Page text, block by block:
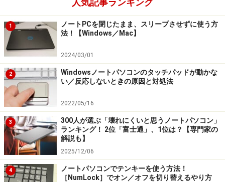
端子からケーブルで接続します。
HDMIもしくはUSB Type-C端子によるディスプレイ出力
端子が一般的で、使用しているノートパソコン、接続す
るディスプレイに合わせたケーブルを用意すれば、接続
するだけで外部出力ができます。
HDMI端子とUSB Type-C（Thunderbolt）での外部ディスプレ
イ出力が可能な機種の例 ※画像：筆者撮影
一般的な外付けディスプレイはHDMIかDisplayPort、
USB Type-C端子での入力が可能です。それぞれの端子形
状に合わせたケーブルが販売されています。
人気記事ランキング
1
ノートPCを閉じたまま、スリープさせずに使う方
法！【Windows／Mac】
2024/03/01
2
Windowsノートパソコンのタッチパッドが動かな
い／反応しないときの原因と対処法
2022/05/16
3
300人が選ぶ「壊れにくいと思うノートパソコン」
ランキング！ 2位「富士通」、1位は？【専門家の
解説も】
2025/12/06
4
ノートパソコンでテンキーを使う方法！
［NumLock］でオン／オフを切り替えるやり方